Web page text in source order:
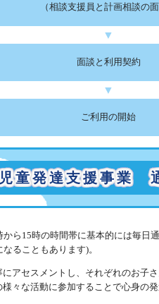
（相談支援員と計画相談の
▼
面談と利用契約
▼
ご利用の開始
童発達支援事業
から15時の時間帯に基本的には毎日
ることもあります)。
アセスメントし、それぞれのお子
々な活動に参加することで心身の